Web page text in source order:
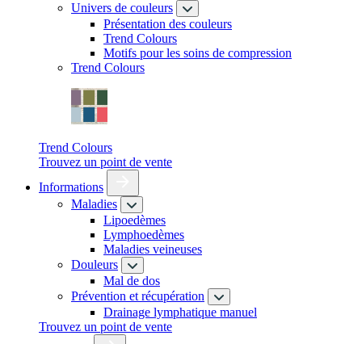
Univers de couleurs
Présentation des couleurs
Trend Colours
Motifs pour les soins de compression
Trend Colours
Trend Colours
Trouvez un point de vente
Informations
Maladies
Lipoedèmes
Lymphoedèmes
Maladies veineuses
Douleurs
Mal de dos
Prévention et récupération
Drainage lymphatique manuel
Trouvez un point de vente